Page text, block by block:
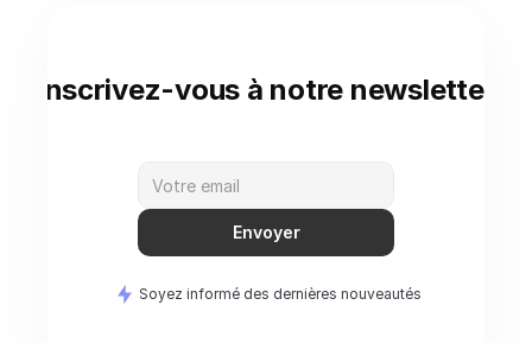
Inscrivez-vous à notre newsletter
Envoyer
Soyez informé des dernières nouveautés